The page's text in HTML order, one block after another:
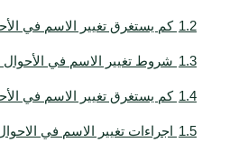
1.2 كم يستغرق تغيير الاسم في
1.3 شروط تغيير الاسم في الأحوال
1.4 كم يستغرق تغيير الاسم في
1.5 اجراءات تغيير الاسم في